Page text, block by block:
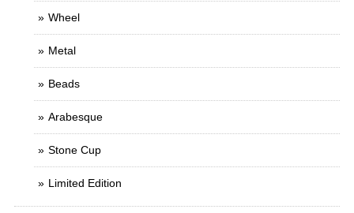
Wheel
Metal
Beads
Arabesque
Stone Cup
Limited Edition